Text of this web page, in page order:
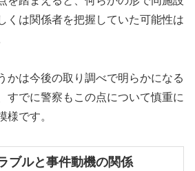
くは関係者を把握していた可能性は
かは今後の取り調べで明らかになる
すでに警察もこの点について慎重に
様です。
ブルと事件動機の関係